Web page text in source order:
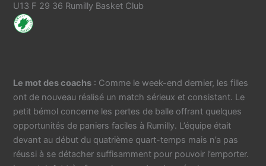
U13 F 29 36 Rumilly Basket Club
Le mot des coachs : Comme le week-end dernier, les filles
ont de nouveau réalisé un match sérieux et consistant. Le
petit bémol concerne les pertes de balle offrant quelques
opportunités de paniers faciles à Rumilly. L’équipe était
devant au début du quatrième quart-temps mais n’a pas
réussi à se détacher suffisamment pour pouvoir l’emporter.